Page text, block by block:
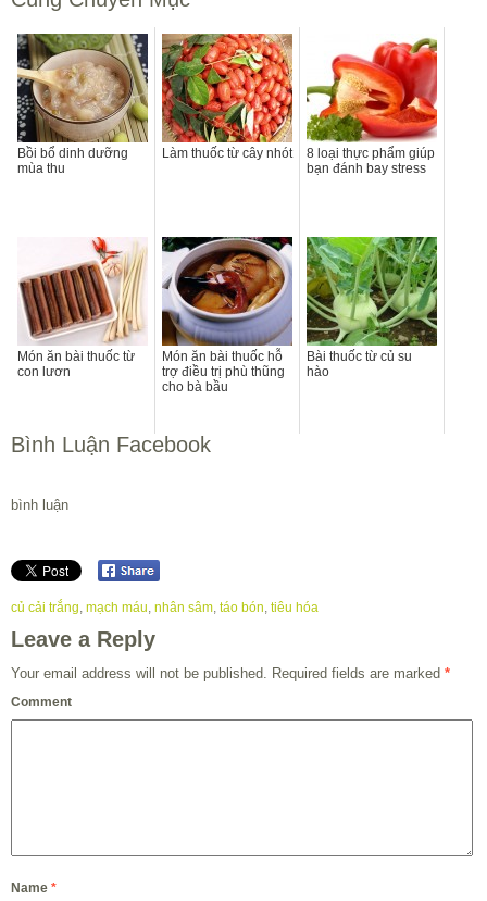
Bồi bổ dinh dưỡng
mùa thu
Làm thuốc từ cây nhót
8 loại thực phẩm giúp
bạn đánh bay stress
Món ăn bài thuốc từ
con lươn
Món ăn bài thuốc hỗ
trợ điều trị phù thũng
cho bà bầu
Bài thuốc từ củ su
hào
Bình Luận Facebook
bình luận
củ cải trắng, mạch máu, nhân sâm, táo bón, tiêu hóa
Leave a Reply
Your email address will not be published. Required fields are marked *
Comment
Name *